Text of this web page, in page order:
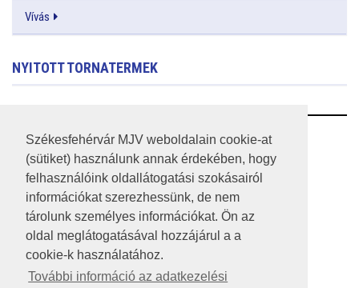
Székesfehérvár MJV weboldalain cookie-at
(sütiket) használunk annak érdekében, hogy
felhasználóink oldallátogatási szokásairól
információkat szerezhessünk, de nem
tárolunk személyes információkat. Ön az
oldal meglátogatásával hozzájárul a a
cookie-k használatához.
További információ az adatkezelési
Vívás
NYITOTT TORNATERMEK
RSS
A HONLAP 2017.03.31-I ÁLLAPOTA
JOGI NYILATKOZAT
IMPRESSZUM